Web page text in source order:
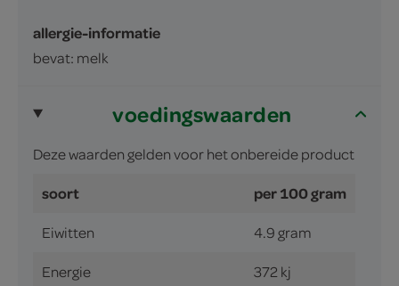
allergie-informatie
bevat: melk
voedingswaarden
Deze waarden gelden voor het onbereide product
soort per 100 gram
Eiwitten 4.9 gram
Energie 372 kj